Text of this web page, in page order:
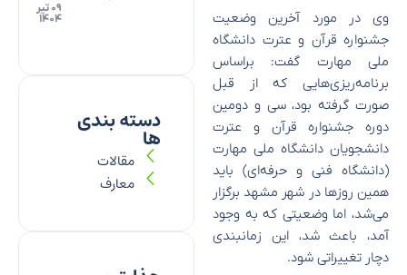
وی در مورد آخرین وضعیت
جشنواره قرآن و عترت دانشگاه
ملی مهارت گفت: براساس
برنامه‌ریزی‌هایی که از قبل
صورت گرفته بود، سی و دومین
دوره جشنواره قرآن و عترت
دانشجویان دانشگاه ملی مهارت
(دانشگاه فنی و حرفه‌ای) باید
همین روز‌ها در شهر مشهد برگزار
می‌شد، اما وضعیتی که به وجود
آمد، باعث شد، این زمانبندی
دچار تغییراتی شود.
۰۹ تیر
۱۴۰۴
دسته بندی
ها
مقالات
معارف